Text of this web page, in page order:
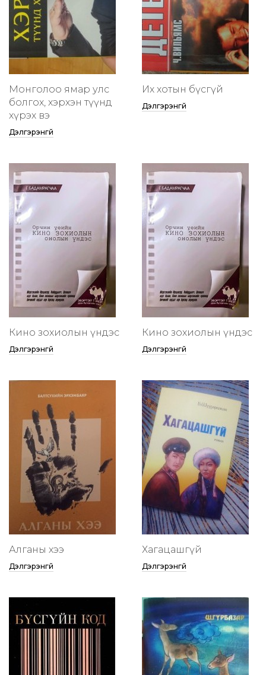
Монголоо ямар улс
болгох, хэрхэн түүнд
хүрэх вэ
Дэлгэрэнгүй
Их хотын бүсгүй
Дэлгэрэнгүй
Кино зохиолын үндэс
Дэлгэрэнгүй
Кино зохиолын үндэс
Дэлгэрэнгүй
Алганы хээ
Дэлгэрэнгүй
Хагацашгүй
Дэлгэрэнгүй